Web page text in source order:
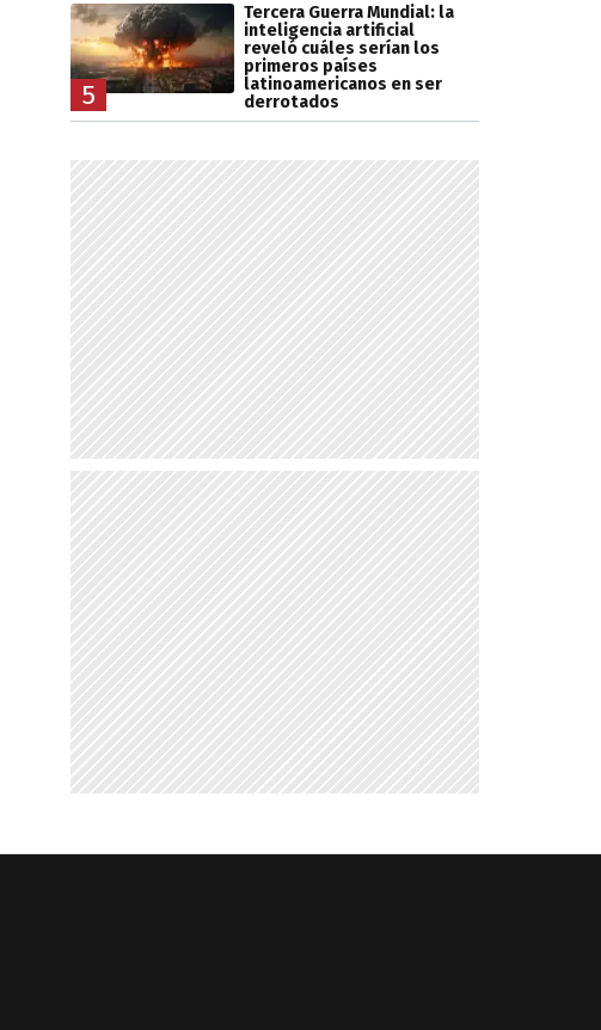
5
Tercera Guerra Mundial: la
inteligencia artificial
reveló cuáles serían los
primeros países
latinoamericanos en ser
derrotados